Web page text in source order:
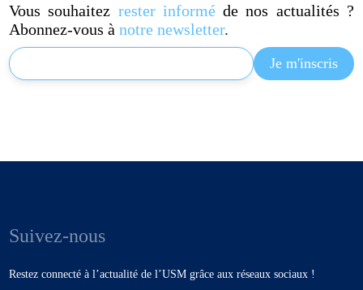
Vous souhaitez rester informéde nos actualités ?
Abonnez-vous ànotre newsletter.
Suivez-nous
Restez connecté à l’actualité de l’USM grâce aux réseaux sociaux !